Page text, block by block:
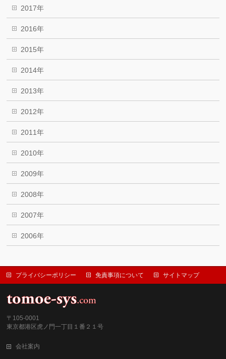
2017年
2016年
2015年
2014年
2013年
2012年
2011年
2010年
2009年
2008年
2007年
2006年
プライバシーポリシー 免責事項について サイトマップ
〒105-0001
東京都港区虎ノ門一丁目１番２１号
会社案内